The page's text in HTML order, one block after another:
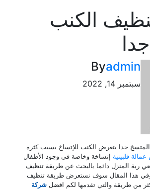
الكنب
By
يتعرض الكنب للإتساخ بسبب كثرة
إتساخة وخاصة في وجود الأطفال
دائما بالبحث عن طريقة تنظيف
سوف نستعرض طريقة تنظيف
والتي تقدمها لكم افضلشركة